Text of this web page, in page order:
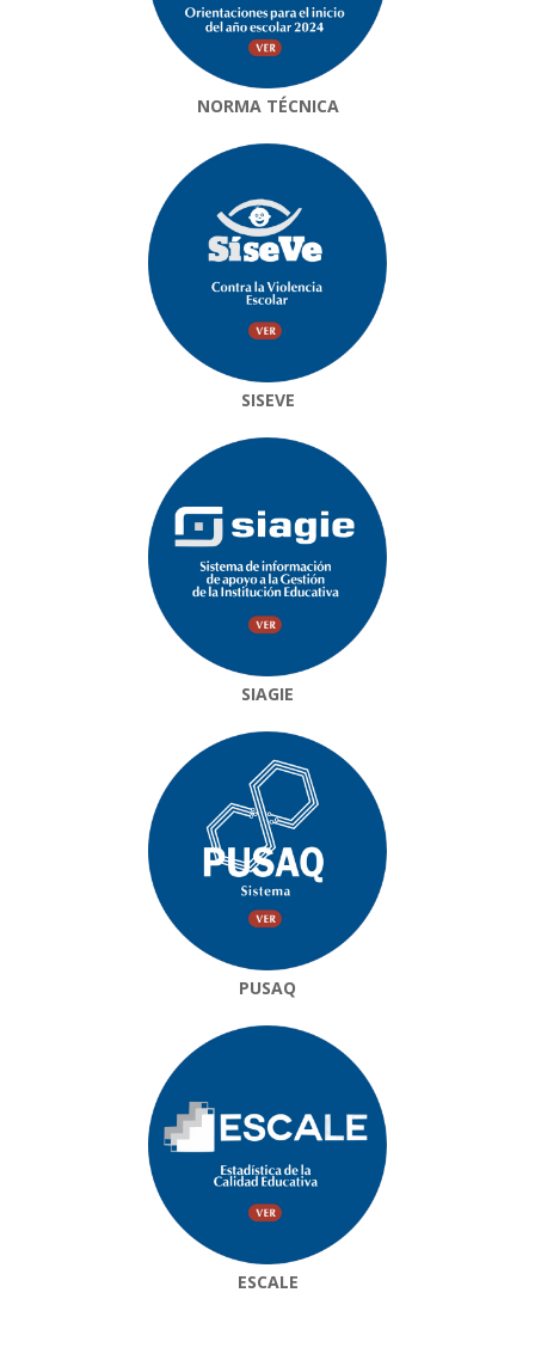
NORMA TÉCNICA
SISEVE
SIAGIE
PUSAQ
ESCALE